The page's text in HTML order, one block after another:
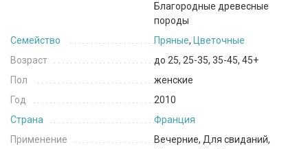
Благородные древесные
породы
Семейство
Пряные, Цветочные
Возраст
до 25, 25-35, 35-45, 45+
Пол
женские
Год
2010
Страна
Франция
Применение
Вечерние, Для свиданий,